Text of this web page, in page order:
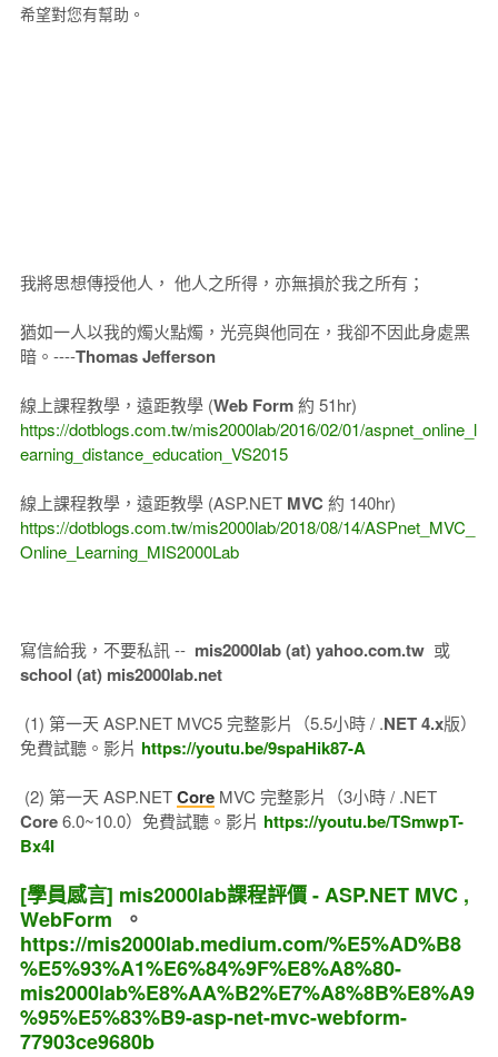
希望對您有幫助。
我將思想傳授他人， 他人之所得，亦無損於我之所有；
猶如一人以我的燭火點燭，光亮與他同在，我卻不因此身處黑
暗。----Thomas Jefferson
線上課程教學，遠距教學 (Web Form約 51hr)
https://dotblogs.com.tw/mis2000lab/2016/02/01/aspnet_online_l
earning_distance_education_VS2015
線上課程教學，遠距教學 (ASP.NET MVC 約 140hr)
https://dotblogs.com.tw/mis2000lab/2018/08/14/ASPnet_MVC_
Online_Learning_MIS2000Lab
寫信給我，不要私訊 -- mis2000lab (at) yahoo.com.tw或
school (at) mis2000lab.net
(1) 第一天 ASP.NET MVC5 完整影片（5.5小時 / .NET 4.x版）
免費試聽。影片 https://youtu.be/9spaHik87-A
(2) 第一天 ASP.NETCoreMVC 完整影片（3小時 / .NET
Core6.0~10.0）免費試聽。影片 https://youtu.be/TSmwpT-
Bx4I
[學員感言] mis2000lab課程評價 - ASP.NET MVC ,
WebForm 。
https://mis2000lab.medium.com/%E5%AD%B8
%E5%93%A1%E6%84%9F%E8%A8%80-
mis2000lab%E8%AA%B2%E7%A8%8B%E8%A9
%95%E5%83%B9-asp-net-mvc-webform-
77903ce9680b